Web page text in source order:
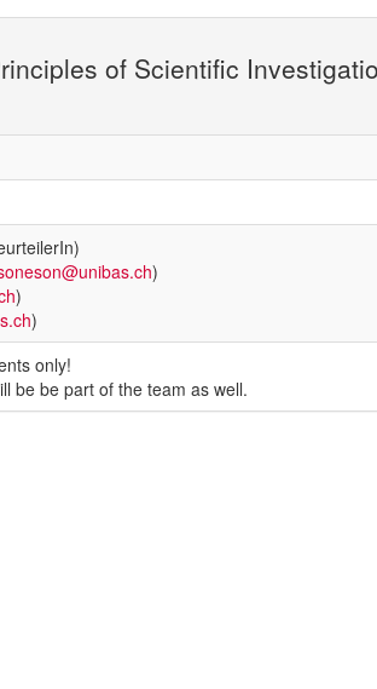
of Scientific
)
)
)
only!
be be part of the team as well.